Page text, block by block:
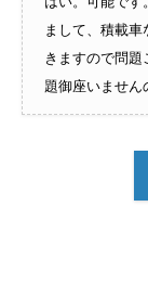
まして、積載
きますので問
題御座いません